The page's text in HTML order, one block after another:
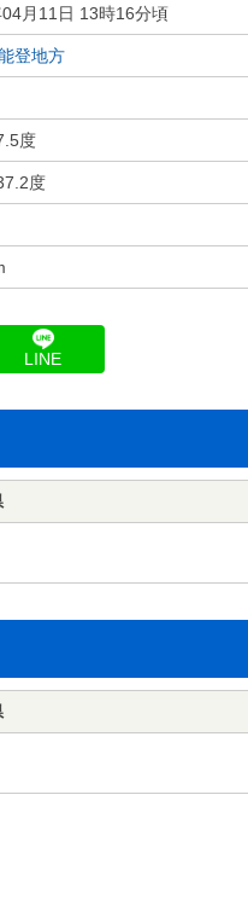
月11日 13時16分頃
登地方
度
度
LINE